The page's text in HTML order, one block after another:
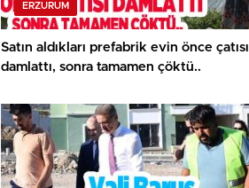
ERZURUM
Satın aldıkları prefabrik evin önce çatısı
damlattı, sonra tamamen çöktü..